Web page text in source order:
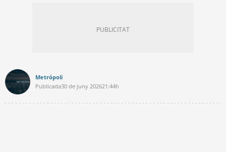
Metrópoli
Publicada30 de juny 202621:44h